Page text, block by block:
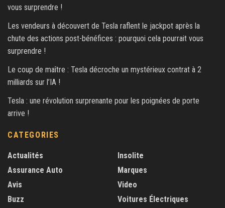
vous surprendre !
Les vendeurs à découvert de Tesla raflent le jackpot après la
chute des actions post-bénéfices : pourquoi cela pourrait vous
surprendre !
Le coup de maître : Tesla décroche un mystérieux contrat à 2
milliards sur l’IA !
Tesla : une révolution surprenante pour les poignées de porte
arrive !
CATEGORIES
Actualités
Assurance Auto
Avis
Buzz
Insolite
Marques
Video
Voitures Électriques